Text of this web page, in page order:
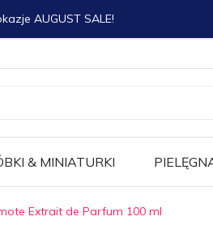
AUGUST SALE!
& MINIATURKI
Extrait de Parfum 100 ml